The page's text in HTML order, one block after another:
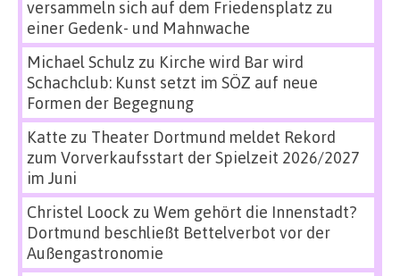
versammeln sich auf dem Friedensplatz zu
einer Gedenk- und Mahnwache
Michael Schulz zu Kirche wird Bar wird
Schachclub: Kunst setzt im SÖZ auf neue
Formen der Begegnung
Katte zu Theater Dortmund meldet Rekord
zum Vorverkaufsstart der Spielzeit 2026/2027
im Juni
Christel Loock zu Wem gehört die Innenstadt?
Dortmund beschließt Bettelverbot vor der
Außengastronomie